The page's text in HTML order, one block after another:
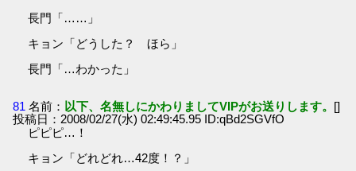
長門「……」
キョン「どうした？ ほら」
長門「…わかった」
81 名前： 以下、名無しにかわりましてVIPがお送りします。 []
投稿日：2008/02/27(水) 02:49:45.95 ID:qBd2SGVfO
ピピピ…！
キョン「どれどれ…42度！？」